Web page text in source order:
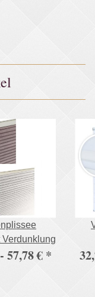
Verdunklung
57,78 € *